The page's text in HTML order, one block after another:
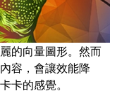
，能在製作印刷品、
的向量圖形。然而
容，會讓效能降
卡的感覺。